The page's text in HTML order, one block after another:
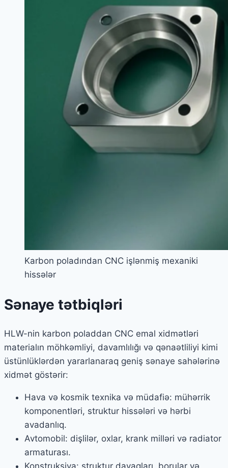
Karbon poladından CNC işlənmiş mexaniki
hissələr
Sənaye tətbiqləri
HLW-nin karbon poladdan CNC emal xidmətləri
materialın möhkəmliyi, davamlılığı və qənaətliliyi kimi
üstünlüklərdən yararlanaraq geniş sənaye sahələrinə
xidmət göstərir:
Hava və kosmik texnika və müdafiə: mühərrik
komponentləri, struktur hissələri və hərbi
avadanlıq.
Avtomobil: dişlilər, oxlar, krank milləri və radiator
armaturası.
Konstruksiya: struktur dayaqları, borular və